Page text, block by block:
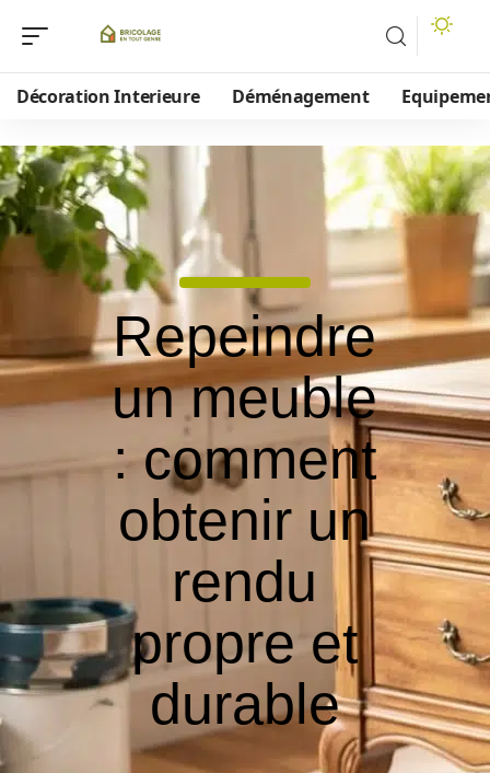
Décoration Interieure Déménagement
Repeindre
un meuble
: comment
obtenir un
rendu
propre et
durable